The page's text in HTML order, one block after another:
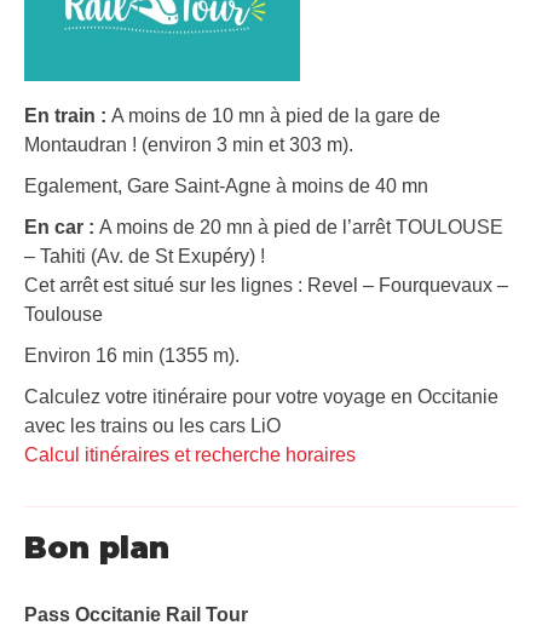
En train : A moins de 10 mn à pied de la gare de
Montaudran ! (environ 3 min et 303 m).
Egalement, Gare Saint-Agne à moins de 40 mn
En car : A moins de 20 mn à pied de l’arrêt TOULOUSE
– Tahiti (Av. de St Exupéry) !
Cet arrêt est situé sur les lignes : Revel – Fourquevaux –
Toulouse
Environ 16 min (1355 m).
Calculez votre itinéraire pour votre voyage en Occitanie
avec les trains ou les cars LiO
Calcul itinéraires et recherche horaires
Bon plan
Pass Occitanie Rail Tour​